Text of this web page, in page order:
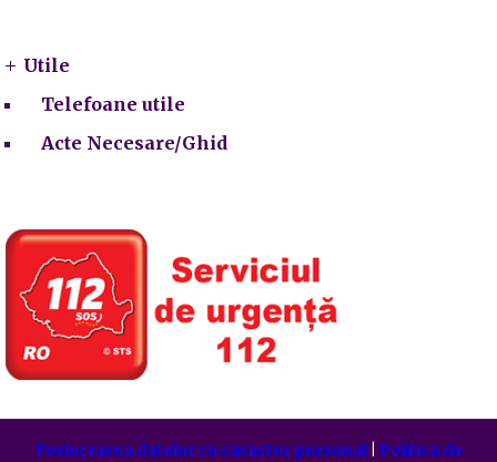
Utile
Telefoane utile
Acte Necesare/Ghid
Prelucrarea datelor cu caracter personal| Politica de